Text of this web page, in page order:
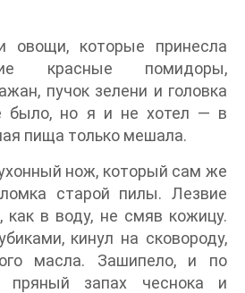
овощи, которые принесла
красные помидоры,
пучок зелени и головка
было, но я и не хотел — в
пища только мешала.
нож, который сам же
старой пилы. Лезвие
в воду, не смяв кожицу.
кинул на сковороду,
масла. Зашипело, и по
пряный запах чеснока и